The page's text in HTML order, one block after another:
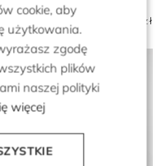
1 599 zł
1 099 zł
cookie, aby
użytkowania.
zgodę
plików
naszej polityki
więcej